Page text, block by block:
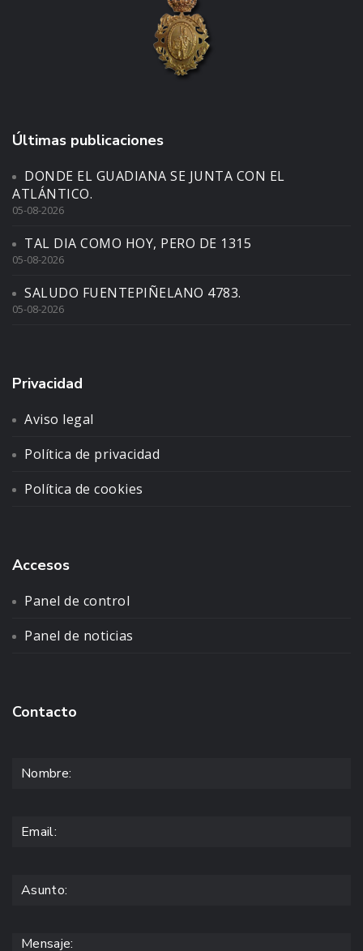
Últimas publicaciones
DONDE EL GUADIANA SE JUNTA CON EL
ATLÁNTICO.
05-08-2026
TAL DIA COMO HOY, PERO DE 1315
05-08-2026
SALUDO FUENTEPIÑELANO 4783.
05-08-2026
Privacidad
Aviso legal
Política de privacidad
Política de cookies
Accesos
Panel de control
Panel de noticias
Contacto